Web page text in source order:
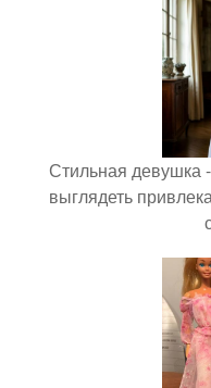
Стильная девушка
выглядеть